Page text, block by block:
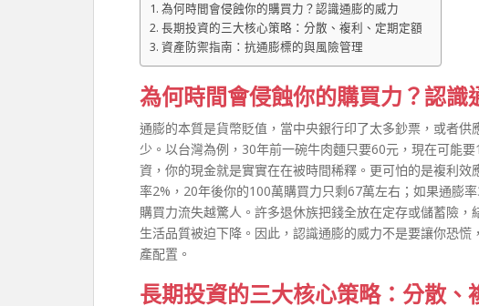
為何時間會侵蝕你的購買力？認識通膨的威力
長期投資的三大核心策略：分散、複利、定期定額
資產防禦指南：抗通膨標的與風險管理
為何時間會侵蝕你的購買力？認識
通膨的本質是貨幣貶值，當中央銀行印了太多鈔票，或者
少。以台灣為例，30年前一碗牛肉麵只要60元，現在可能
資，你的現金就是實實在在被時間稀釋。更可怕的是複利
率2%，20年後你的100萬購買力只剩67萬左右；如果通膨
購買力流失越驚人。許多退休族把錢全放在定存或儲蓄險，
生活品質被迫下降。因此，認識通膨的威力不是要讓你恐
產配置。
長期投資的三大核心策略：分散、